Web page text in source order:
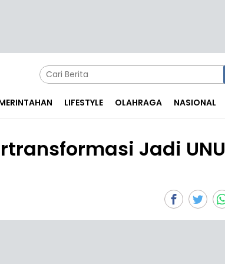
LIFESTYLE OLAHRAGA NASIONAL
Jadi UNU